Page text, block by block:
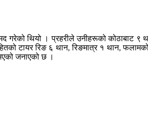
गरेको थियो । प्रहरीले उनीहरूको कोठाबाट
टायर रिङ ६ थान, रिङमात्र १ थान,
जनाएको छ ।